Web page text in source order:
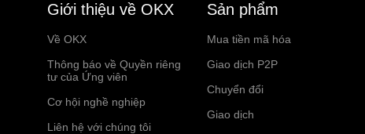
Giới thiệu về OKX
Về OKX
Thông báo về Quyền riêng
tư của Ứng viên
Cơ hội nghề nghiệp
Liên hệ với chúng tôi
Sản phẩm
Mua tiền mã hóa
Giao dịch P2P
Chuyển đổi
Giao dịch